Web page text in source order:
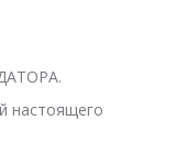
настоящего